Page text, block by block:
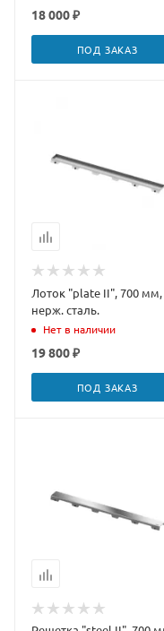
18 000 ₽
ПОД ЗАКАЗ
Лоток "plate II", 700 мм,
нерж. сталь.
Нет в наличии
19 800 ₽
ПОД ЗАКАЗ